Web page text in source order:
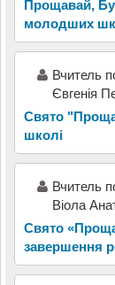
Прощавай,
молодших
Вчитель
Євгенія
Свято
школі
Вчитель
Віола
Свято
завершення